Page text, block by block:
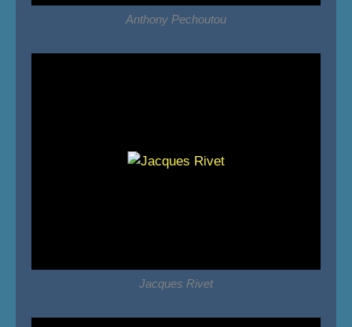
Anthony Pechoutou
Jacques Rivet